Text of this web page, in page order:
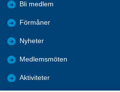
Bli medlem
Förmåner
Nyheter
Medlemsmöten
Aktiviteter